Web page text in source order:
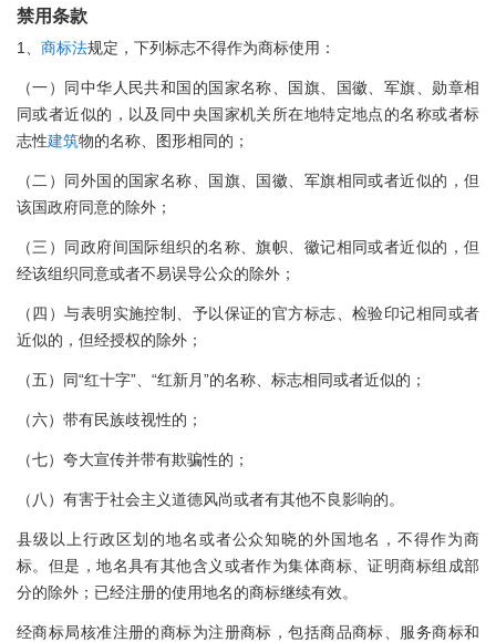
禁用条款
1、 商标法规定，下列标志不得作为商标使用：
（一）同中华人民共和国的国家名称、国旗、国徽、军旗、勋章相
同或者近似的，以及同中央国家机关所在地特定地点的名称或者标
志性建筑物的名称、图形相同的；
（二）同外国的国家名称、国旗、国徽、军旗相同或者近似的，但
该国政府同意的除外；
（三）同政府间国际组织的名称、旗帜、徽记相同或者近似的，但
经该组织同意或者不易误导公众的除外；
（四）与表明实施控制、予以保证的官方标志、检验印记相同或者
近似的，但经授权的除外；
（五）同“红十字”、“红新月”的名称、标志相同或者近似的；
（六）带有民族歧视性的；
（七）夸大宣传并带有欺骗性的；
（八）有害于社会主义道德风尚或者有其他不良影响的。
县级以上行政区划的地名或者公众知晓的外国地名，不得作为商
标。但是，地名具有其他含义或者作为集体商标、证明商标组成部
分的除外；已经注册的使用地名的商标继续有效。
经商标局核准注册的商标为注册商标，包括商品商标、服务商标和